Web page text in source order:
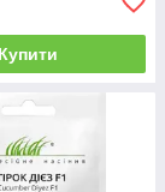
Купити